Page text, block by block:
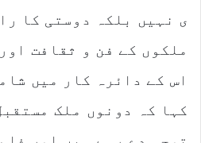
ی نہیں بلکہ دوستی کا
ملکوں کے فن و ثقافت
اس کے دائرہ کار میں
کہا کہ دونوں ملک